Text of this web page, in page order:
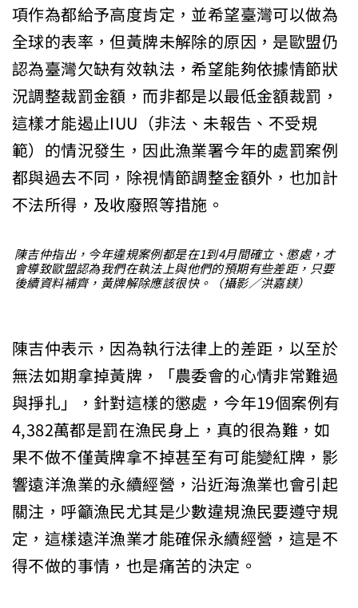
項作為都給予高度肯定，並希望臺灣可以做為
全球的表率，但黃牌未解除的原因，是歐盟仍
認為臺灣欠缺有效執法，希望能夠依據情節狀
況調整裁罰金額，而非都是以最低金額裁罰，
這樣才能遏止IUU（非法、未報告、不受規
範）的情況發生，因此漁業署今年的處罰案例
都與過去不同，除視情節調整金額外，也加計
不法所得，及收廢照等措施。
陳吉仲指出，今年違規案例都是在1到4月間確立、懲處，才
會導致歐盟認為我們在執法上與他們的預期有些差距，只要
後續資料補齊，黃牌解除應該很快。（攝影／洪嘉鎂）
陳吉仲表示，因為執行法律上的差距，以至於
無法如期拿掉黃牌，「農委會的心情非常難過
與掙扎」，針對這樣的懲處，今年19個案例有
4,382萬都是罰在漁民身上，真的很為難，如
果不做不僅黃牌拿不掉甚至有可能變紅牌，影
響遠洋漁業的永續經營，沿近海漁業也會引起
關注，呼籲漁民尤其是少數違規漁民要遵守規
定，這樣遠洋漁業才能確保永續經營，這是不
得不做的事情，也是痛苦的決定。